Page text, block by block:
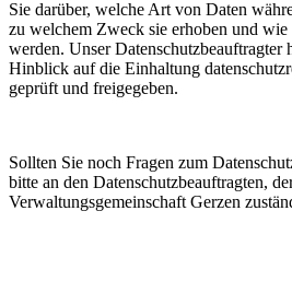
Sie darüber, welche Art von Daten
zu welchem Zweck sie erhoben und wie
werden. Unser Datenschutzbeauftragter
Hinblick auf die Einhaltung
geprüft und freigegeben.
Sollten Sie noch Fragen zum
bitte an den Datenschutzbeauftragten,
Verwaltungsgemeinschaft Gerzen